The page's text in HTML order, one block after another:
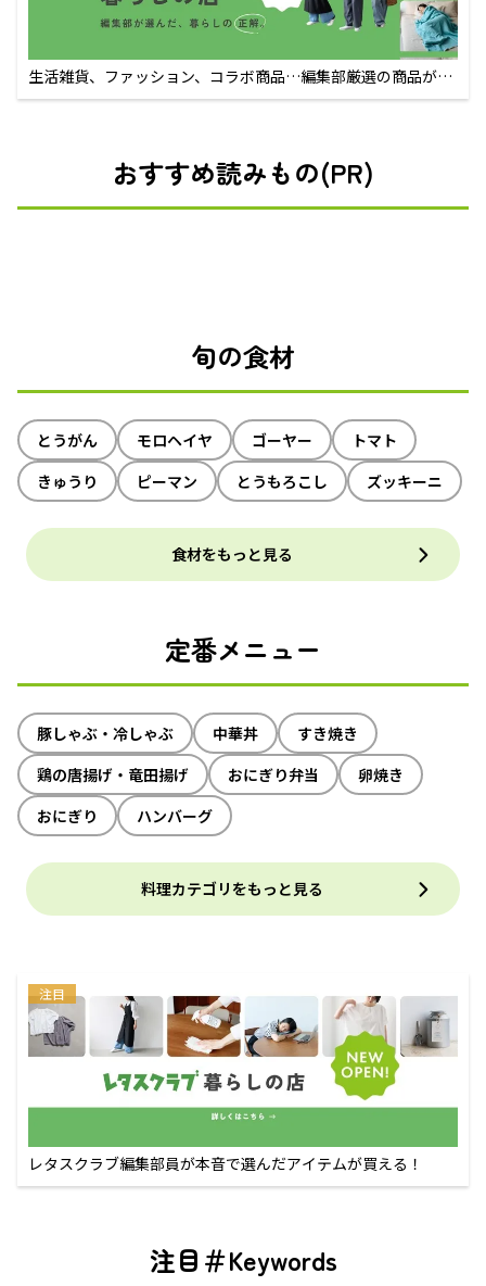
生活雑貨、ファッション、コラボ商品…編集部厳選の商品が買
えるECサイト
おすすめ読みもの(PR)
旬の食材
とうがん モロヘイヤ ゴーヤー
トマト
きゅうり
ピーマン とうもろこし ズッキーニ
食材をもっと見る
定番メニュー
豚しゃぶ・冷しゃぶ 中華丼
すき焼き
鶏の唐揚げ・竜田揚げ
おにぎり弁当
卵焼き
おにぎり
ハンバーグ
料理カテゴリをもっと見る
注目
レタスクラブ編集部員が本音で選んだアイテムが買える！
注目＃Keywords